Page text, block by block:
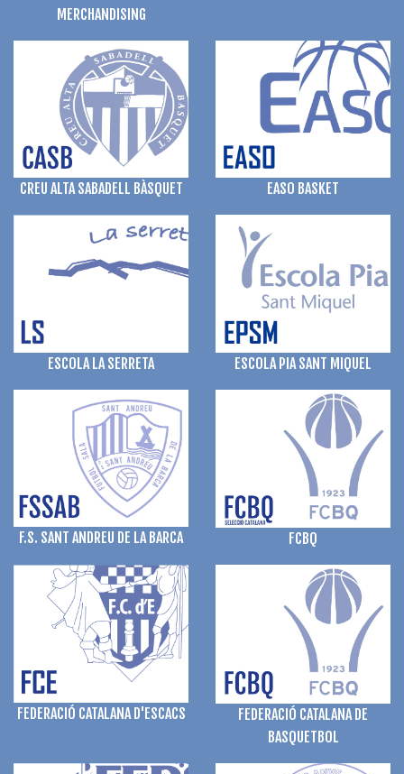
MERCHANDISING
CREU ALTA SABADELL BÀSQUET EASO BASKET
ESCOLA LA SERRETA ESCOLA PIA SANT MIQUEL
F.S. SANT ANDREU DE LA BARCA FCBQ
FEDERACIÓ CATALANA D'ESCACS
FEDERACIÓ CATALANA DE
BASQUETBOL